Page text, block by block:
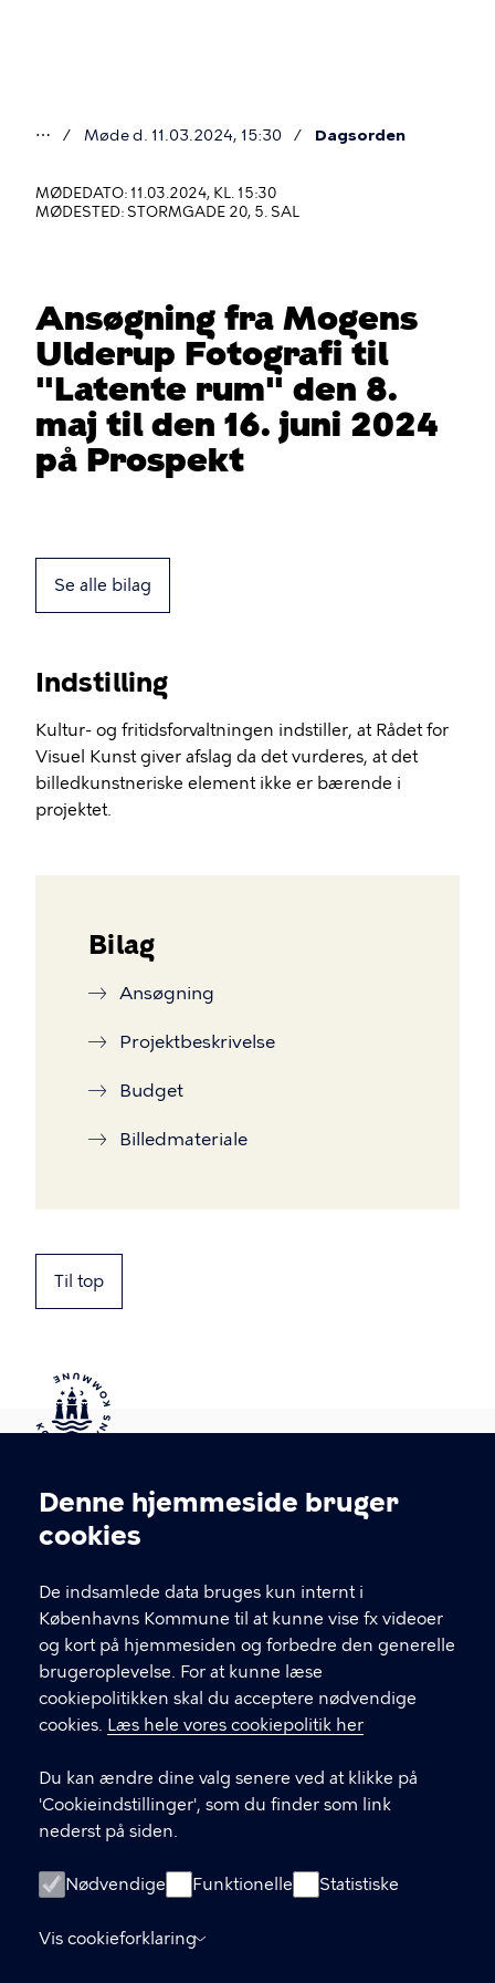
Cookieindstillinger
Denne hjemmeside bruger
cookies
De indsamlede data bruges kun internt i
Københavns Kommune til at kunne vise fx videoer
og kort på hjemmesiden og forbedre den generelle
brugeroplevelse. For at kunne læse
cookiepolitikken skal du acceptere nødvendige
cookies. Læs hele vores cookiepolitik her
Du kan ændre dine valg senere ved at klikke på
'Cookieindstillinger', som du finder som link
nederst på siden.
Nødvendige Funktionelle Statistiske
Vis cookieforklaring
er
her
⋯ Møde d. 11.03.2024, 15:30 Dagsorden
MØDEDATO: 11.03.2024, KL. 15:30
MØDESTED: STORMGADE 20, 5. SAL
Ansøgning fra Mogens
Ulderup Fotografi til
"Latente rum" den 8.
maj til den 16. juni 2024
på Prospekt
Se alle bilag
Indstilling
Kultur- og fritidsforvaltningen indstiller, at Rådet for
Visuel Kunst giver afslag da det vurderes, at det
billedkunstneriske element ikke er bærende i
projektet.
Bilag
Ansøgning
Projektbeskrivelse
Budget
Billedmateriale
Til top
Kontakt Københavns Kommune
T
fFind andre kontakter her
CVR-nummer64942212
GENVEJE
Digital Post
Databeskyttelse
Tilgængelighedserklæring
Om hjemmesiden